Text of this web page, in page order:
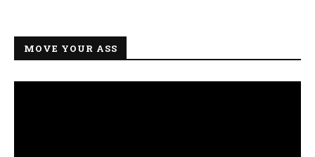
MOVE YOUR ASS